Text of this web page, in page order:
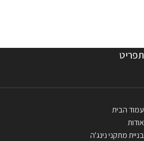
תפריט
עמוד הבית
אודות
בניית מתקני נינג'ה